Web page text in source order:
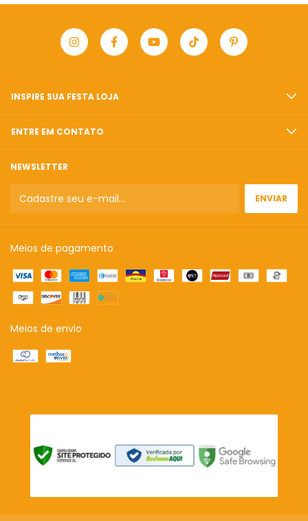
INSPIRE SUA FESTA LOJA
ENTRE EM CONTATO
NEWSLETTER
Meios de pagamento
Meios de envio